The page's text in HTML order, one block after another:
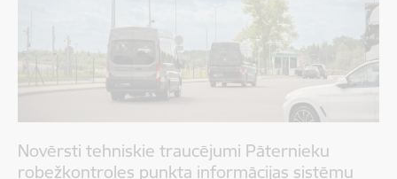
Novērsti tehniskie traucējumi Pāternieku
robežkontroles punkta informācijas sistēmu